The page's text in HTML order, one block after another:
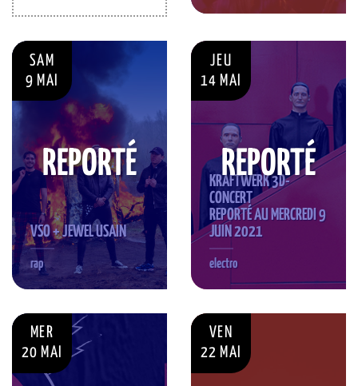
SAM
9 MAI
VSO + JEWEL USAIN
rap
REPORTÉ
JEU
14 MAI
KRAFTWERK 3D-
CONCERT
REPORTÉ AU MERCREDI 9
JUIN 2021
electro
REPORTÉ
MER
20 MAI
VEN
22 MAI